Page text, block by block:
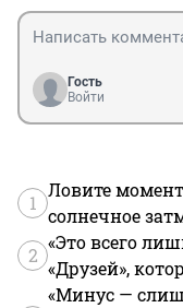
Гость
Войти
1
Ловите
солнечное
2
«Это всего
«Друзей»,
«Минус —